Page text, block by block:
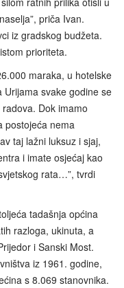
priča Ivan.
iz gradskog budžeta.
prioriteta.
maraka, u hotelske
svake godine se
Dok imamo
postojeća nema
taj lažni luksuz i sjaj,
i imate osjećaj kao
rata…”, tvrdi
tadašnja općina
razloga, ukinuta, a
i Sanski Most.
iz 1961. godine,
s 8.069 stanovnika.